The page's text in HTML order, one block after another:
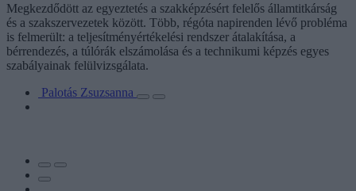
Megkezdődött az egyeztetés a szakképzésért felelős államtitkárság
és a szakszervezetek között. Több, régóta napirenden lévő probléma
is felmerült: a teljesítményértékelési rendszer átalakítása, a
bérrendezés, a túlórák elszámolása és a technikumi képzés egyes
szabályainak felülvizsgálata.
Palotás Zsuzsanna